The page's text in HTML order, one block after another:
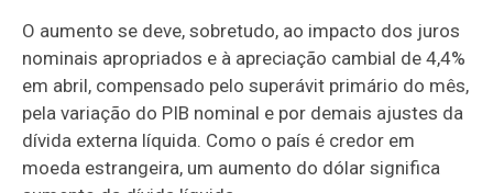
O aumento se deve, sobretudo, ao impacto dos juros
nominais apropriados e à apreciação cambial de 4,4%
em abril, compensado pelo superávit primário do mês,
pela variação do PIB nominal e por demais ajustes da
dívida externa líquida. Como o país é credor em
moeda estrangeira, um aumento do dólar significa